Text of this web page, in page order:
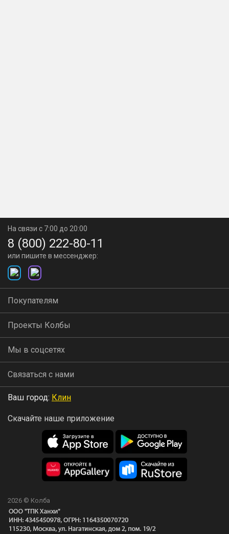
На связи с 7:00 до 20:00
8 (800) 222-80-11
или пишите в мессенджер:
Покупателям
Проекты Колбы
Мы в соцсетях
Связаться с нами
Ваш город: Клин
Скачайте наше приложение
2026 © Колба